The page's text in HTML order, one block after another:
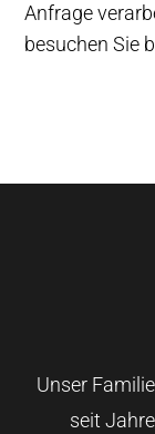
Anfrage
besuchen Sie
Unser
seit